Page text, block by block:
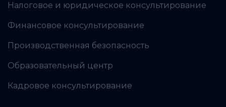
Налоговое и юридическое консультирование
Финансовое консультирование
Производственная безопасность
Образовательный центр
Кадровое консультирование